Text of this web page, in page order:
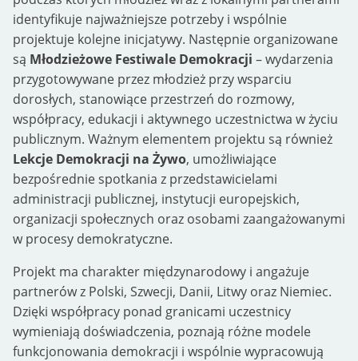
identyfikuje najważniejsze potrzeby i wspólnie
projektuje kolejne inicjatywy. Następnie organizowane
są Młodzieżowe Festiwale Demokracji – wydarzenia
przygotowywane przez młodzież przy wsparciu
dorosłych, stanowiące przestrzeń do rozmowy,
współpracy, edukacji i aktywnego uczestnictwa w życiu
publicznym. Ważnym elementem projektu są również
Lekcje Demokracji na Żywo, umożliwiające
bezpośrednie spotkania z przedstawicielami
administracji publicznej, instytucji europejskich,
organizacji społecznych oraz osobami zaangażowanymi
w procesy demokratyczne.
Projekt ma charakter międzynarodowy i angażuje
partnerów z Polski, Szwecji, Danii, Litwy oraz Niemiec.
Dzięki współpracy ponad granicami uczestnicy
wymieniają doświadczenia, poznają różne modele
funkcjonowania demokracji i wspólnie wypracowują